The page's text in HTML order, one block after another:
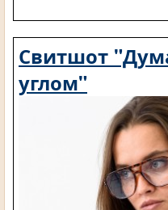
Свитшот
углом"